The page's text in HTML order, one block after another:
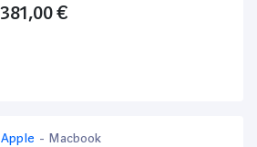
381,00 €
Apple - Macbook